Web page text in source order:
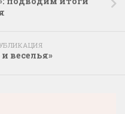
веселья»